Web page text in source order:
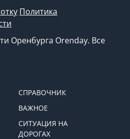
Политика
Оренбурга Orenday. Все
СПРАВОЧНИК
ВАЖНОЕ
СИТУАЦИЯ НА
ДОРОГАХ